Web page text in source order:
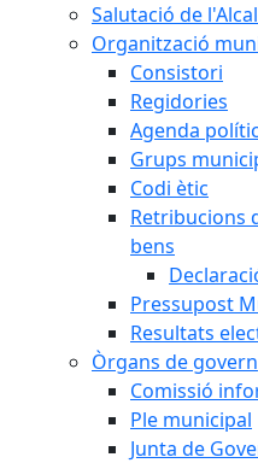
Salutació de
Organització
Consistori
Regidories
Agenda
Grups
Codi ètic
Retribucions
bens
Pressupost
Resultats
Òrgans de govern
Comissió
Ple municipal
Junta de